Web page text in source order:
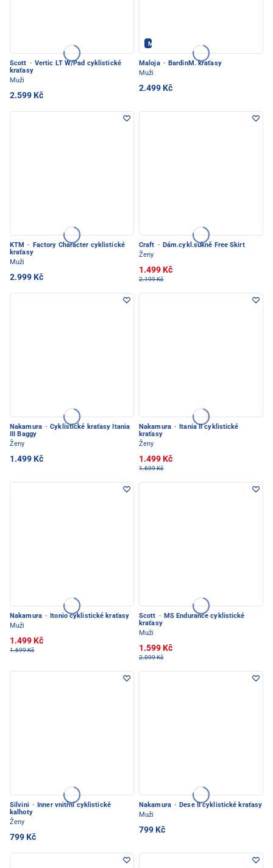
Scott · Vertic LT W/Pad cyklistické
kraťasy
Muži
2.599 Kč
Maloja - PEC POD SNĚŽKOU
Maloja · BardinM. kraťasy
Muži
2.499 Kč
KTM ·
Factory Character cyklistické
kraťasy
Muži
2.999 Kč
Craft · Dám.cykl.sukně Free Skirt
Ženy
1.499 Kč
2.199 Kč
Nakamura · Cyklistické kraťasy Itania
III Baggy
Ženy
1.499 Kč
Nakamura ·
Itania II cyklistické
kraťasy
Ženy
1.499 Kč
1.699 Kč
Nakamura ·
Itonio cyklistické kraťasy
Muži
1.499 Kč
1.699 Kč
Scott · MS Endurance cyklistické
kraťasy
Muži
1.599 Kč
2.099 Kč
Silvini ·
Inner vnitřní cyklistické
kalhoty
Ženy
799 Kč
Nakamura · Dese II cyklistické kraťasy
Muži
799 Kč